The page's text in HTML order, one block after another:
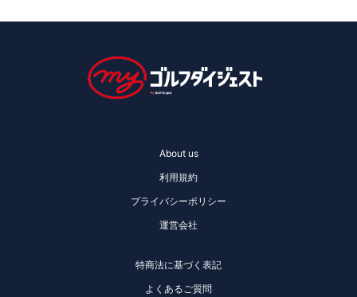
About us
利用規約
プライバシーポリシー
運営会社
特商法に基づく表記
よくあるご質問